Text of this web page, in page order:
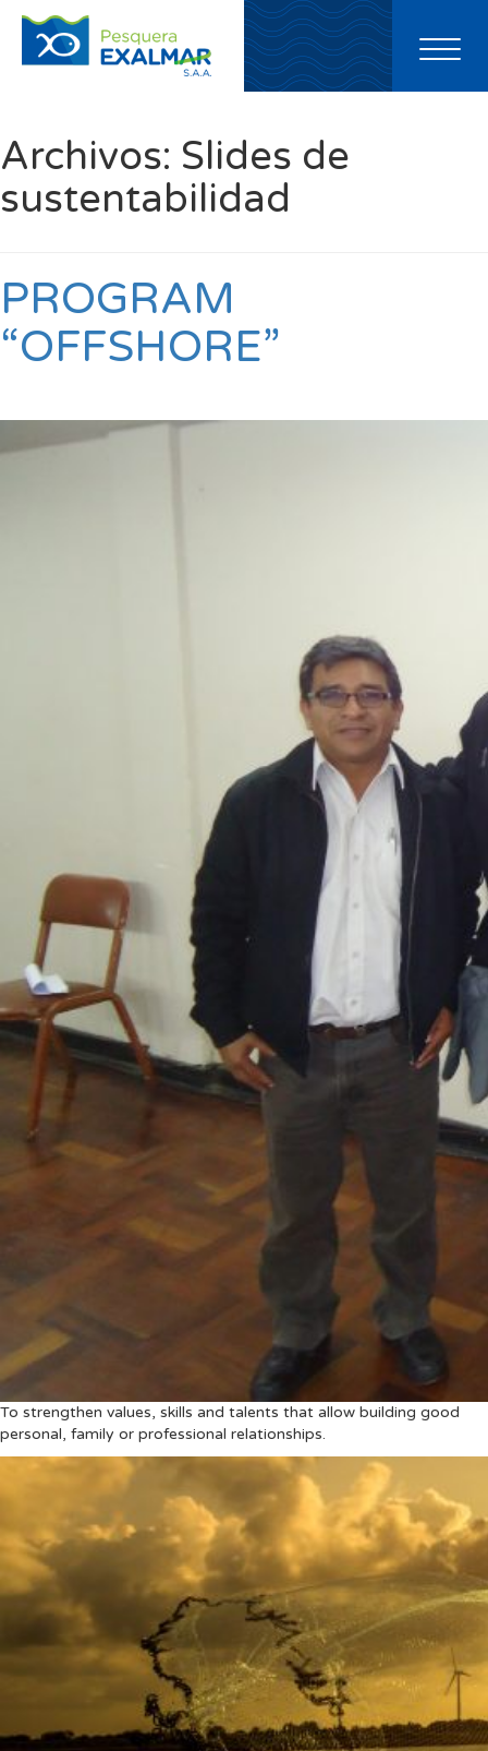
Toggle
Archivos: Slides de
sustentabilidad
PROGRAM
“OFFSHORE”
To strengthen values, skills and talents that allow building good
personal, family or professional relationships.